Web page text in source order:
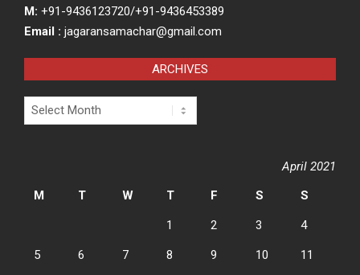
M: +91-9436123720/+91-9436453389
Email : jagaransamachar@gmail.com
ARCHIVES
Archives
April 2021
M
T W T F S S
1 2 3 4
5 6 7 8 9 10 11